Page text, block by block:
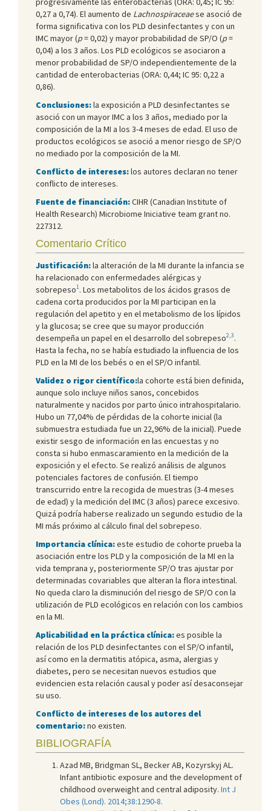
0,27 a 0,74). El aumento de Lachnospiraceaese asoció de
forma significativa con los PLD desinfectantes y con un
IMC mayor (p= 0,02) y mayor probabilidad de SP/O (p=
0,04) a los 3 años. Los PLD ecológicos se asociaron a
menor probabilidad de SP/O independientemente de la
cantidad de enterobacterias (ORA: 0,44; IC 95: 0,22 a
0,86).
Conclusiones:la exposición a PLD desinfectantes se
asoció con un mayor IMC a los 3 años, mediado por la
composición de la MI a los 3-4 meses de edad. El uso de
productos ecológicos se asoció a menor riesgo de SP/O
no mediado por la composición de la MI.
Conflicto de intereses:los autores declaran no tener
conflicto de intereses.
Fuente de financiación:CIHR (Canadian Institute of
Health Research) Microbiome Iniciative team grant no.
227312.
Comentario Crítico
Justificación:la alteración de la MI durante la infancia se
ha relacionado con enfermedades alérgicas y
sobrepeso1. Los metabolitos de los ácidos grasos de
cadena corta producidos por la MI participan en la
regulación del apetito y en el metabolismo de los lípidos
y la glucosa; se cree que su mayor producción
desempeña un papel en el desarrollo del sobrepeso2,3.
Hasta la fecha, no se había estudiado la influencia de los
PLD en la MI de los bebés o en el SP/O infantil.
Validez o rigor científico:la cohorte está bien definida,
aunque solo incluye niños sanos, concebidos
naturalmente y nacidos por parto único intrahospitalario.
Hubo un 77,04% de pérdidas de la cohorte inicial (la
submuestra estudiada fue un 22,96% de la inicial). Puede
existir sesgo de información en las encuestas y no
consta si hubo enmascaramiento en la medición de la
exposición y el efecto. Se realizó análisis de algunos
potenciales factores de confusión. El tiempo
transcurrido entre la recogida de muestras (3-4 meses
de edad) y la medición del IMC (3 años) parece excesivo.
Quizá podría haberse realizado un segundo estudio de la
MI más próximo al cálculo final del sobrepeso.
Importancia clínica:este estudio de cohorte prueba la
asociación entre los PLD y la composición de la MI en la
vida temprana y, posteriormente SP/O tras ajustar por
determinadas covariables que alteran la flora intestinal.
No queda claro la disminución del riesgo de SP/O con la
utilización de PLD ecológicos en relación con los cambios
en la MI.
Aplicabilidad en la práctica clínica:es posible la
relación de los PLD desinfectantes con el SP/O infantil,
así como en la dermatitis atópica, asma, alergias y
diabetes, pero se necesitan nuevos estudios que
evidencien esta relación causal y poder así desaconsejar
su uso.
Conflicto de intereses de los autores del
comentario:no existen.
BIBLIOGRAFÍA
Azad MB, Bridgman SL, Becker AB, Kozyrskyj AL.
Infant antibiotic exposure and the development of
childhood overweight and central adiposity. Int J
Obes (Lond). 2014;38:1290-8.